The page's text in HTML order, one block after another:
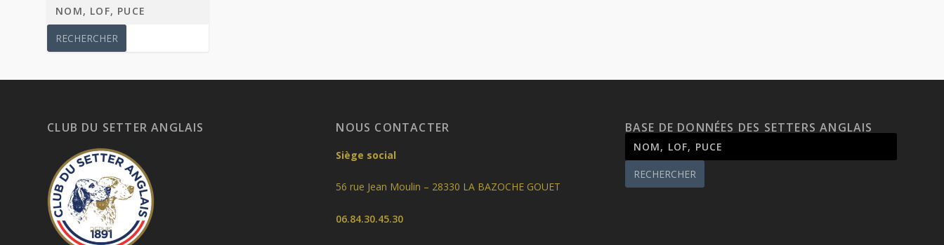
CLUB DU SETTER ANGLAIS NOUS CONTACTER
Siège social
56 rue Jean Moulin – 28330 LA BAZOCHE GOUET
06.84.30.45.30
BASE DE DONNÉES DES SETTERS ANGLAIS